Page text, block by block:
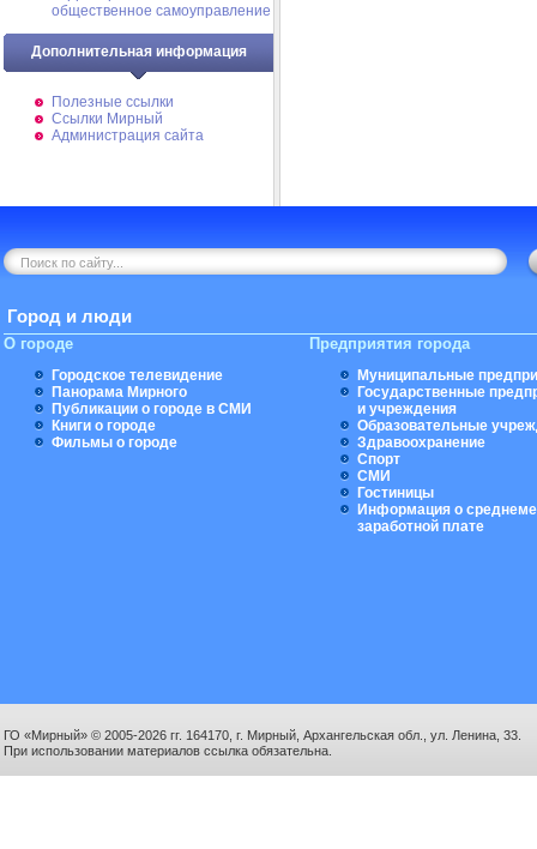
общественное самоуправление
Дополнительная информация
Полезные ссылки
Ссылки Мирный
Администрация сайта
Город и люди
О городе
Городское телевидение
Панорама Мирного
Публикации о городе в СМИ
Книги о городе
Фильмы о городе
Предприятия города
Муниципальные
Государственные
и учреждения
Образовательные
Здравоохранение
Спорт
СМИ
Гостиницы
Информация о
заработной плате
ГО «Мирный» © 2005-2026 гг. 164170, г. Мирный, Архангельская обл., ул. Ленина, 33.
При использовании материалов ссылка обязательна.